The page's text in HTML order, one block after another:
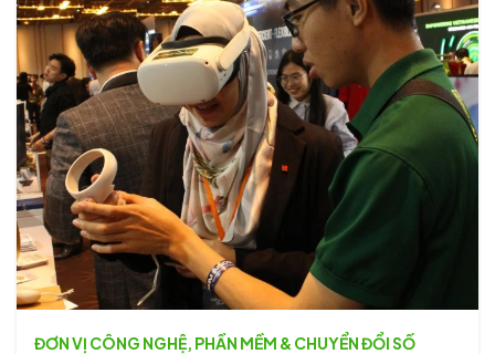
ĐƠN VỊ CÔNG NGHỆ, PHẦN MỀM & CHUYỂN ĐỔI SỐ